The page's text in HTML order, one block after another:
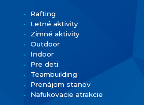
Rafting
Letné aktivity
Zimné aktivity
Outdoor
Indoor
Pre deti
Teambuilding
Prenájom stanov
Nafukovacie atrakcie